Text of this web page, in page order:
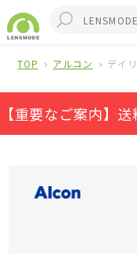
TOP アルコン デイ
【重要なご案内】